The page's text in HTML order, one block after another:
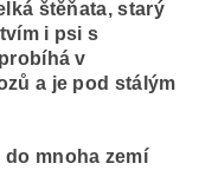
štěňata, starý
i psi s
v
a je pod stálým
mnoha zemí